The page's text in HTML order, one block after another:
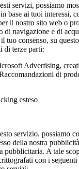
servizi, possiamo
base ai tuoi interessi,
il nostro sito web o
di navigazione e di
tuo consenso, su
di terze parti:
Advertising,
di
esteso
servizio, possiamo
della nostra
pubblicitaria. A tale
con i